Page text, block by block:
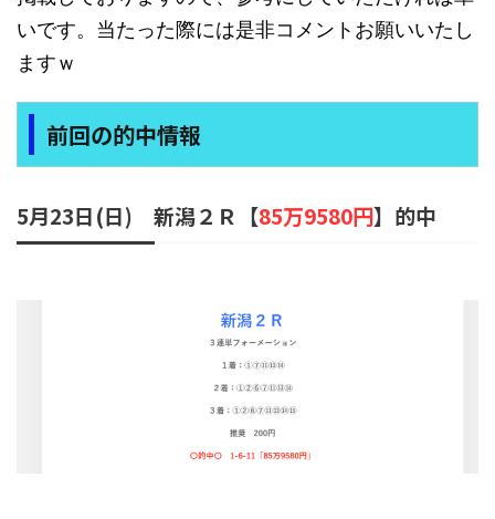
いです。当たった際には是非コメントお願いいたし
ますｗ
前回の的中情報
5月23日(日) 新潟２Ｒ【85万9580円】的中